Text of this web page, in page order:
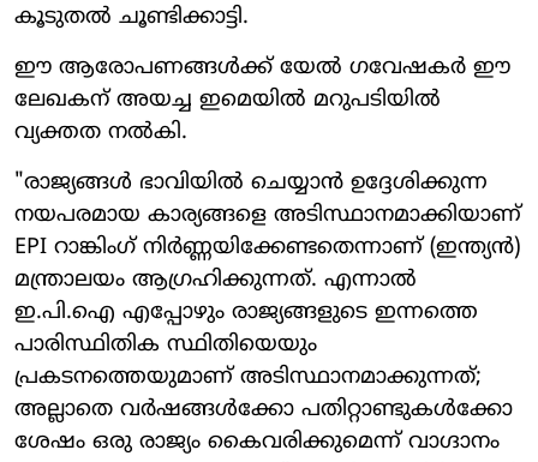
കൂടുതൽ ചൂണ്ടിക്കാട്ടി.
ഈ ആരോപണങ്ങൾക്ക് യേൽ ഗവേഷകർ ഈ
ലേഖകന് അയച്ച ഇമെയിൽ മറുപടിയിൽ
വ്യക്തത നൽകി.
"രാജ്യങ്ങൾ ഭാവിയിൽ ചെയ്യാൻ ഉദ്ദേശിക്കുന്ന
നയപരമായ കാര്യങ്ങളെ അടിസ്ഥാനമാക്കിയാണ്
EPI റാങ്കിംഗ് നിർണ്ണയിക്കേണ്ടതെന്നാണ് (ഇന്ത്യൻ)
മന്ത്രാലയം ആഗ്രഹിക്കുന്നത്. എന്നാൽ
ഇ.പി.ഐ എപ്പോഴും രാജ്യങ്ങളുടെ ഇന്നത്തെ
പാരിസ്ഥിതിക സ്ഥിതിയെയും
പ്രകടനത്തെയുമാണ് അടിസ്ഥാനമാക്കുന്നത്;
അല്ലാതെ വർഷങ്ങൾക്കോ പതിറ്റാണ്ടുകൾക്കോ
ശേഷം ഒരു രാജ്യം കൈവരിക്കുമെന്ന് വാഗ്ദാനം